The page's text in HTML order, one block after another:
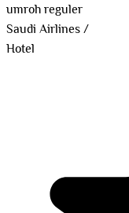
umroh reguler
Saudi Airlines/
Hotel